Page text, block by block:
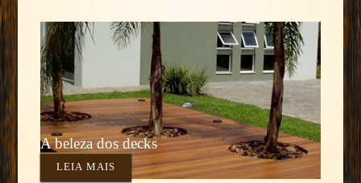
A beleza dos decks
LEIA MAIS